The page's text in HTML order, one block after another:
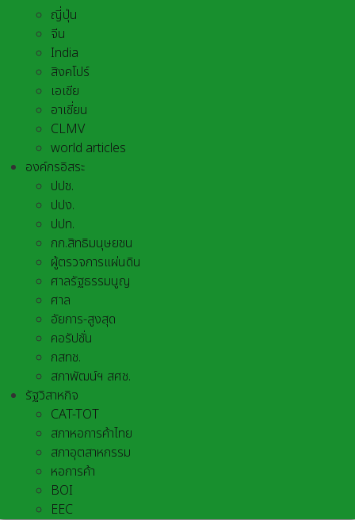
ญี่ปุ่น
จีน
India
สิงคโปร์
เอเชีย
อาเชี่ยน
CLMV
world articles
องค์กรอิสระ
ปปช.
ปปง.
ปปท.
กก.สิทธิมนุษยชน
ผู้ตรวจการแผ่นดิน
ศาลรัฐธรรมนูญ
ศาล
อัยการ-สูงสุด
คอรัปชั่น
กสทช.
สภาพัฒน์ฯ สศช.
รัฐวิสาหกิจ
CAT-TOT
สภาหอการค้าไทย
สภาอุตสาหกรรม
หอการค้า
BOI
EEC